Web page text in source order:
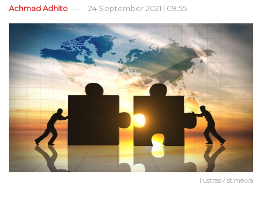
Achmad Adhito 24 September 2021 | 09:55
Ilustrasi/Istimewa